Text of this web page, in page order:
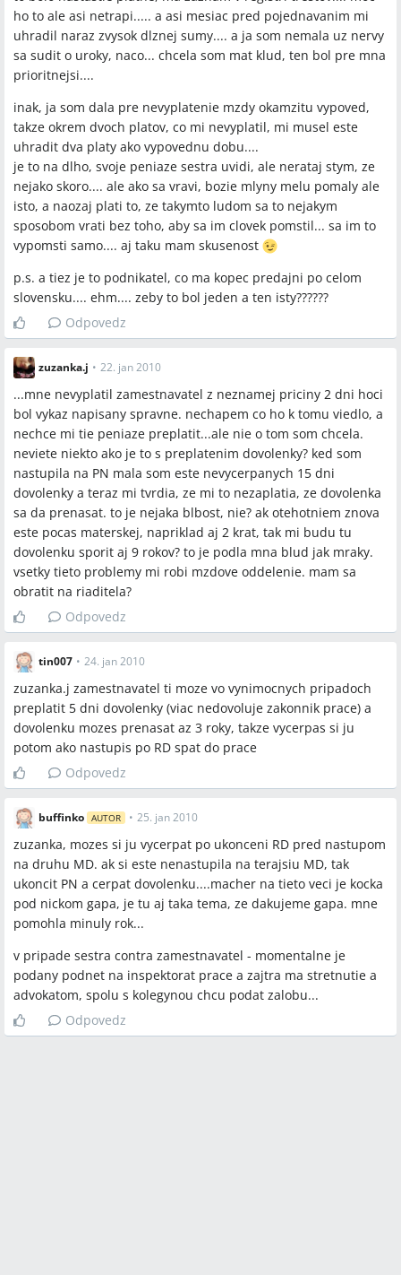
ho to ale asi netrapi..... a asi mesiac pred pojednavanim mi
uhradil naraz zvysok dlznej sumy.... a ja som nemala uz nervy
sa sudit o uroky, naco... chcela som mat klud, ten bol pre mna
prioritnejsi....
inak, ja som dala pre nevyplatenie mzdy okamzitu vypoved,
takze okrem dvoch platov, co mi nevyplatil, mi musel este
uhradit dva platy ako vypovednu dobu....
je to na dlho, svoje peniaze sestra uvidi, ale nerataj stym, ze
nejako skoro.... ale ako sa vravi, bozie mlyny melu pomaly ale
isto, a naozaj plati to, ze takymto ludom sa to nejakym
sposobom vrati bez toho, aby sa im clovek pomstil... sa im to
vypomsti samo.... aj taku mam skusenost
p.s. a tiez je to podnikatel, co ma kopec predajni po celom
slovensku.... ehm.... zeby to bol jeden a ten isty??????
Odpovedz
zuzanka.j • 22. jan 2010
...mne nevyplatil zamestnavatel z neznamej priciny 2 dni hoci
bol vykaz napisany spravne. nechapem co ho k tomu viedlo, a
nechce mi tie peniaze preplatit...ale nie o tom som chcela.
neviete niekto ako je to s preplatenim dovolenky? ked som
nastupila na PN mala som este nevycerpanych 15 dni
dovolenky a teraz mi tvrdia, ze mi to nezaplatia, ze dovolenka
sa da prenasat. to je nejaka blbost, nie? ak otehotniem znova
este pocas materskej, napriklad aj 2 krat, tak mi budu tu
dovolenku sporit aj 9 rokov? to je podla mna blud jak mraky.
vsetky tieto problemy mi robi mzdove oddelenie. mam sa
obratit na riaditela?
Odpovedz
tin007 • 24. jan 2010
zuzanka.j zamestnavatel ti moze vo vynimocnych pripadoch
preplatit 5 dni dovolenky (viac nedovoluje zakonnik prace) a
dovolenku mozes prenasat az 3 roky, takze vycerpas si ju
potom ako nastupis po RD spat do prace
Odpovedz
buffinko AUTOR • 25. jan 2010
zuzanka, mozes si ju vycerpat po ukonceni RD pred nastupom
na druhu MD. ak si este nenastupila na terajsiu MD, tak
ukoncit PN a cerpat dovolenku....macher na tieto veci je kocka
pod nickom gapa, je tu aj taka tema, ze dakujeme gapa. mne
pomohla minuly rok...
v pripade sestra contra zamestnavatel - momentalne je
podany podnet na inspektorat prace a zajtra ma stretnutie a
advokatom, spolu s kolegynou chcu podat zalobu...
Odpovedz